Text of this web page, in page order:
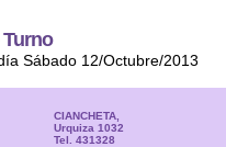
Sábado 12/Octubre/2013
CIANCHETA,
Urquiza 1032
Tel. 431328